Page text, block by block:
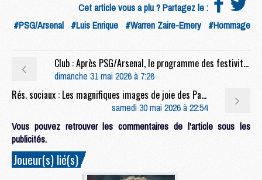
Cet article vous a plu ? Partagez le :
#PSG/Arsenal #Luis Enrique #Warren Zaire-Emery #Hommage
Club : Après PSG/Arsenal, le programme des festivités ce dimanche
dimanche 31 mai 2026 à 7:26
Rés. sociaux : Les magnifiques images de joie des Parisiens après PSG/Arsenal
samedi 30 mai 2026 à 22:54
Vous pouvez retrouver les commentaires de l'article sous les
publicités.
Joueur(s) lié(s)